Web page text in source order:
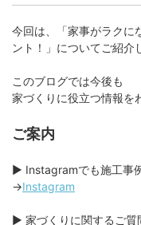
今回は、「家事がラクに
ント！」についてご紹介
このブログでは今後も
家づくりに役立つ情報を
ご案内
▶︎ Instagramでも施工事
→Instagram
▶︎ 家づくりに関するご質